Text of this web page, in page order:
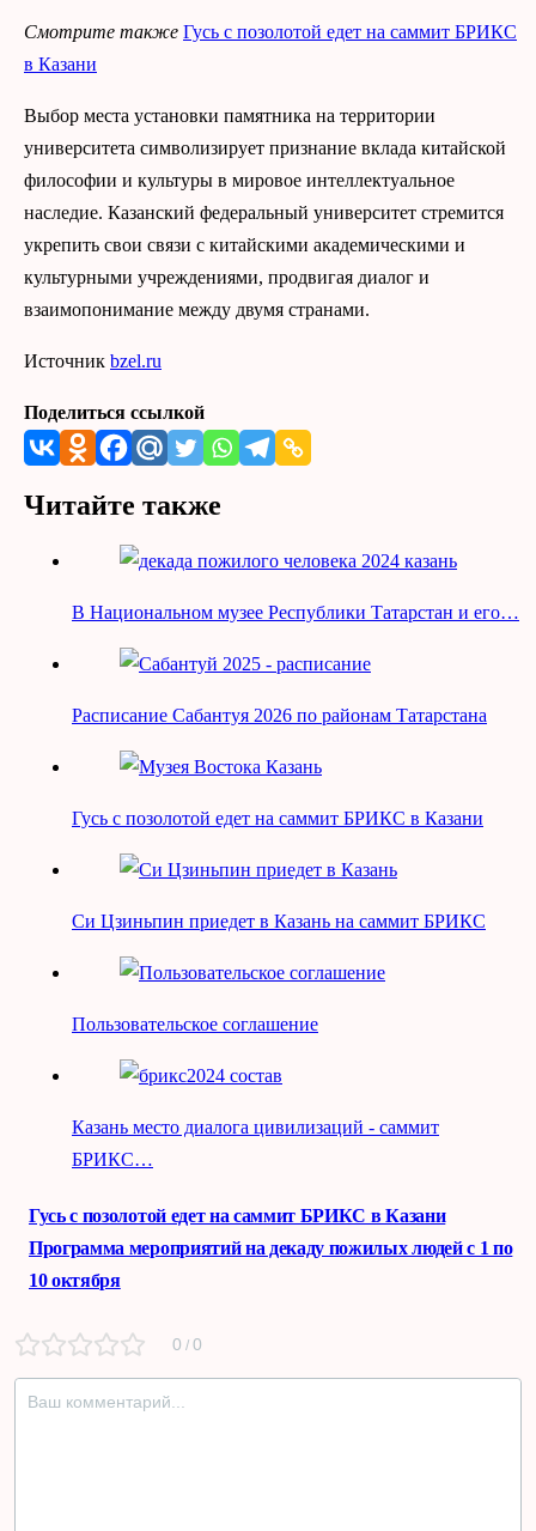
Смотрите также Гусь с позолотой едет на саммит БРИКС
в Казани
Выбор места установки памятника на территории
университета символизирует признание вклада китайской
философии и культуры в мировое интеллектуальное
наследие. Казанский федеральный университет стремится
укрепить свои связи с китайскими академическими и
культурными учреждениями, продвигая диалог и
взаимопонимание между двумя странами.
Источник bzel.ru
Поделиться ссылкой
Читайте также
В Национальном музее Республики Татарстан и его…
Расписание Сабантуя 2026 по районам Татарстана
Гусь с позолотой едет на саммит БРИКС в Казани
Си Цзиньпин приедет в Казань на саммит БРИКС
Пользовательское соглашение
Казань место диалога цивилизаций - саммит
БРИКС…
Навигация
по
записям
Гусь с позолотой едет на саммит БРИКС в Казани
Программа мероприятий на декаду пожилых людей с 1 по
10 октября
0 / 0